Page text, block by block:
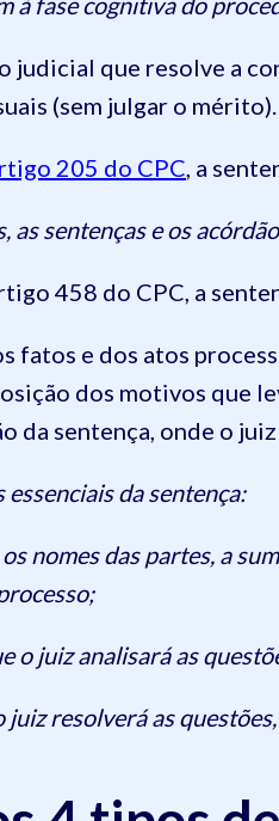
judicial que resolve a
(sem julgar o mérito).
205 do CPC, a
as sentenças e os
458 do CPC, a
fatos e dos atos
dos motivos que
da sentença, onde o
da sentença:
nomes das partes, a
o juiz analisará as
resolverá as